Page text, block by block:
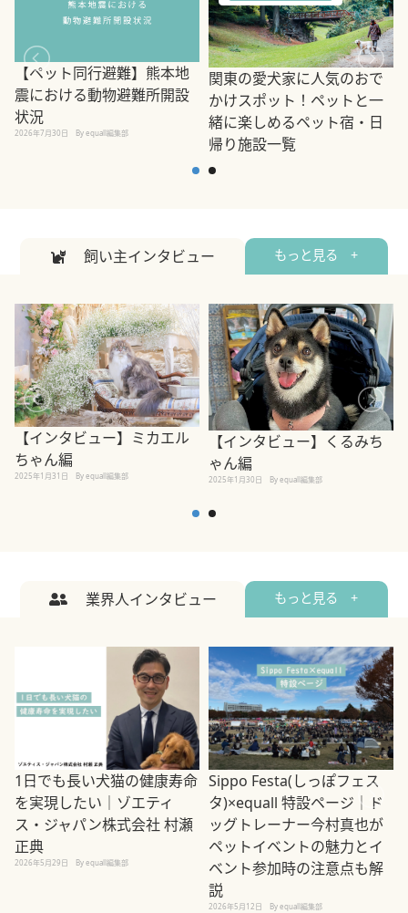
【ペット同行避難】熊本地
震における動物避難所開設
状況
2026年7月30日 By equall編集部
関東の愛犬家に人気のおで
かけスポット！ペットと一
緒に楽しめるペット宿・日
帰り施設一覧
飼い主インタビュー もっと見る +
【インタビュー】ミカエル
ちゃん編
2025年1月31日 By equall編集部
【インタビュー】くるみち
ゃん編
2025年1月30日 By equall編集部
業界人インタビュー もっと見る +
1日でも長い犬猫の健康寿命
を実現したい｜ゾエティ
ス・ジャパン株式会社 村瀬
正典
2026年5月29日 By equall編集部
Sippo Festa(しっぽフェス
タ)×equall 特設ページ｜ド
ッグトレーナー今村真也が
ペットイベントの魅力とイ
ベント参加時の注意点も解
説
2026年5月12日 By equall編集部